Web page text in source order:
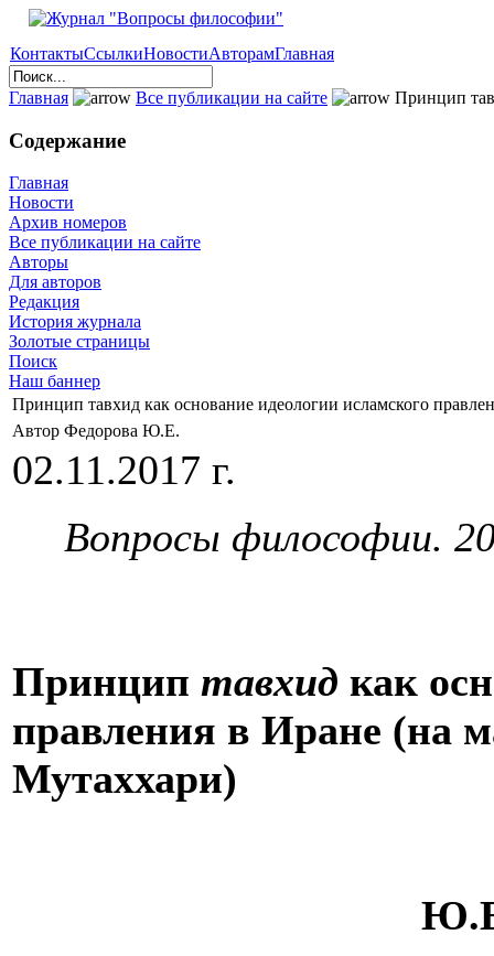
КонтактыСсылкиНовостиАвторамГлавная
Главная Все публикации на сайте Принцип
Содержание
Главная
Новости
Архив номеров
Все публикации на сайте
Авторы
Для авторов
Редакция
История журнала
Золотые страницы
Поиск
Наш баннер
Принцип тавхид как основание идеологии исламского
Автор Федорова Ю.Е.
02.11.2017 г.
Вопросы философии.
Принцип тавхид как
правления в Иране (на
Мутаххари)